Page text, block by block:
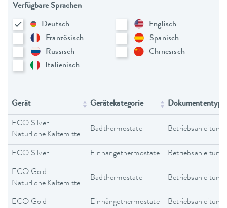
Verfügbare Sprachen
Deutsch
Englisch
Französisch
Spanisch
Russisch
Chinesisch
Italienisch
Gerät Gerätekategorie Dokumententyp
ECO Silver
Natürliche Kältemittel
Badthermostate Betriebsanleitung
ECO Silver Einhängethermostate Betriebsanleitung
ECO Gold
Natürliche Kältemittel
Badthermostate Betriebsanleitung
ECO Gold Einhängethermostate Betriebsanleitung